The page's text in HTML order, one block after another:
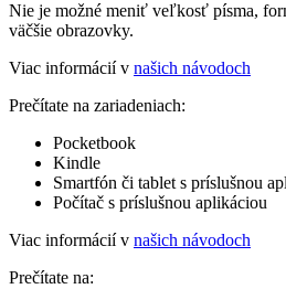
Nie je možné meniť veľkosť písma,
väčšie obrazovky.
Viac informácií v našich návodoch
Prečítate na zariadeniach:
Pocketbook
Kindle
Smartfón či tablet s príslušnou
Počítač s príslušnou aplikáciou
Viac informácií v našich návodoch
Prečítate na: